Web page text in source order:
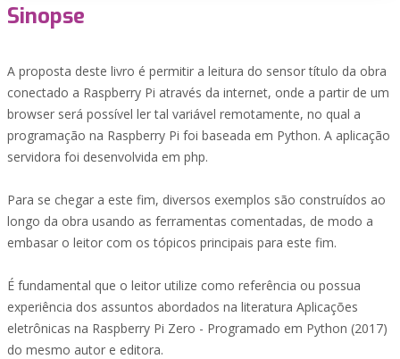
Sinopse
A proposta deste livro é permitir a leitura do sensor título da obra
conectado a Raspberry Pi através da internet, onde a partir de um
browser será possível ler tal variável remotamente, no qual a
programação na Raspberry Pi foi baseada em Python. A aplicação
servidora foi desenvolvida em php.
Para se chegar a este fim, diversos exemplos são construídos ao
longo da obra usando as ferramentas comentadas, de modo a
embasar o leitor com os tópicos principais para este fim.
É fundamental que o leitor utilize como referência ou possua
experiência dos assuntos abordados na literatura Aplicações
eletrônicas na Raspberry Pi Zero - Programado em Python (2017)
do mesmo autor e editora.